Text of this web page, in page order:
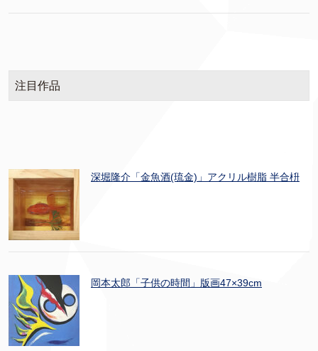
注目作品
深堀隆介「金魚酒(琉金)」アクリル樹脂 半合枡
岡本太郎「子供の時間」版画47×39cm